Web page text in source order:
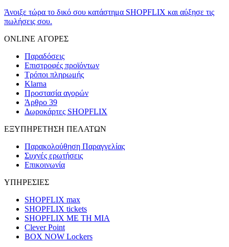
Άνοιξε τώρα το δικό σου κατάστημα SHOPFLIX και αύξησε τις
πωλήσεις σου.
ONLINE ΑΓΟΡΕΣ
Παραδόσεις
Επιστροφές προϊόντων
Τρόποι πληρωμής
Klarna
Προστασία αγορών
Άρθρο 39
Δωροκάρτες SHOPFLIX
ΕΞΥΠΗΡΕΤΗΣΗ ΠΕΛΑΤΩΝ
Παρακολούθηση Παραγγελίας
Συχνές ερωτήσεις
Επικοινωνία
ΥΠΗΡΕΣΙΕΣ
SHOPFLIX max
SHOPFLIX tickets
SHOPFLIX ΜΕ ΤΗ ΜΙΑ
Clever Point
BOX NOW Lockers